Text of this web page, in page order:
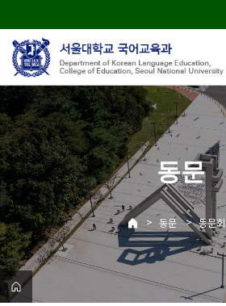
로
메
뉴
동문
> 동문 > 동문